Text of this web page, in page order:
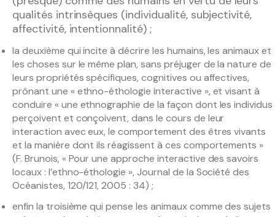
qualités intrinsèques (individualité, subjectivité,
affectivité, intentionnalité) ;
la deuxième qui incite à décrire les humains, les animaux et
les choses sur le même plan, sans préjuger de la nature de
leurs propriétés spécifiques, cognitives ou affectives,
prônant une « ethno-éthologie interactive », et visant à
conduire « une ethnographie de la façon dont les individus
perçoivent et conçoivent, dans le cours de leur
interaction avec eux, le comportement des êtres vivants
et la manière dont ils réagissent à ces comportements »
(F. Brunois, « Pour une approche interactive des savoirs
locaux : l’ethno-éthologie », Journal de la Société des
Océanistes, 120/121, 2005 : 34) ;
enfin la troisième qui pense les animaux comme des sujets